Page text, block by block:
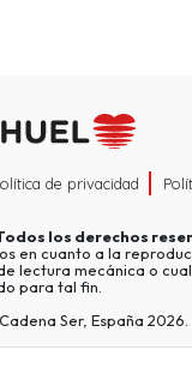
de privacidad
los derechos
en cuanto a la
lectura mecánica o
para tal fin.
Ser, España 2026.